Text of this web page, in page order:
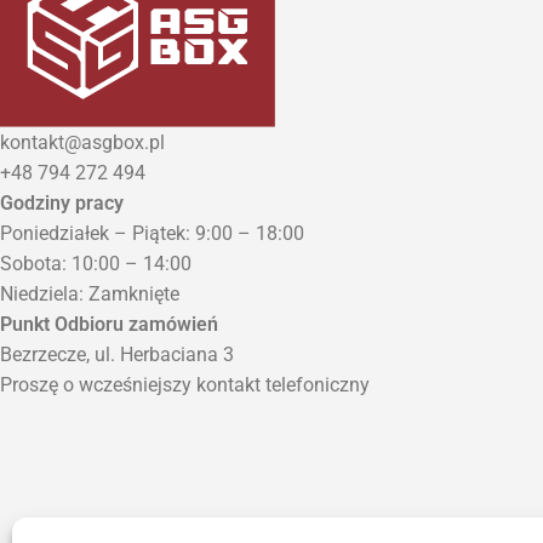
kontakt@asgbox.pl
+48 794 272 494
Godziny pracy
Poniedziałek – Piątek: 9:00 – 18:00
Sobota: 10:00 – 14:00
Niedziela: Zamknięte
Punkt Odbioru zamówień
Bezrzecze, ul. Herbaciana 3
Proszę o wcześniejszy kontakt telefoniczny